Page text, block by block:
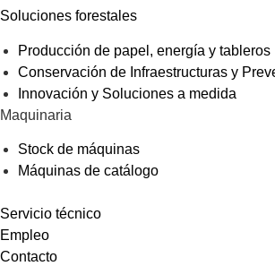
Soluciones forestales
Producción de papel, energía y tableros
Conservación de Infraestructuras y
Innovación y Soluciones a medida
Maquinaria
Stock de máquinas
Máquinas de catálogo
Servicio técnico
Empleo
Contacto